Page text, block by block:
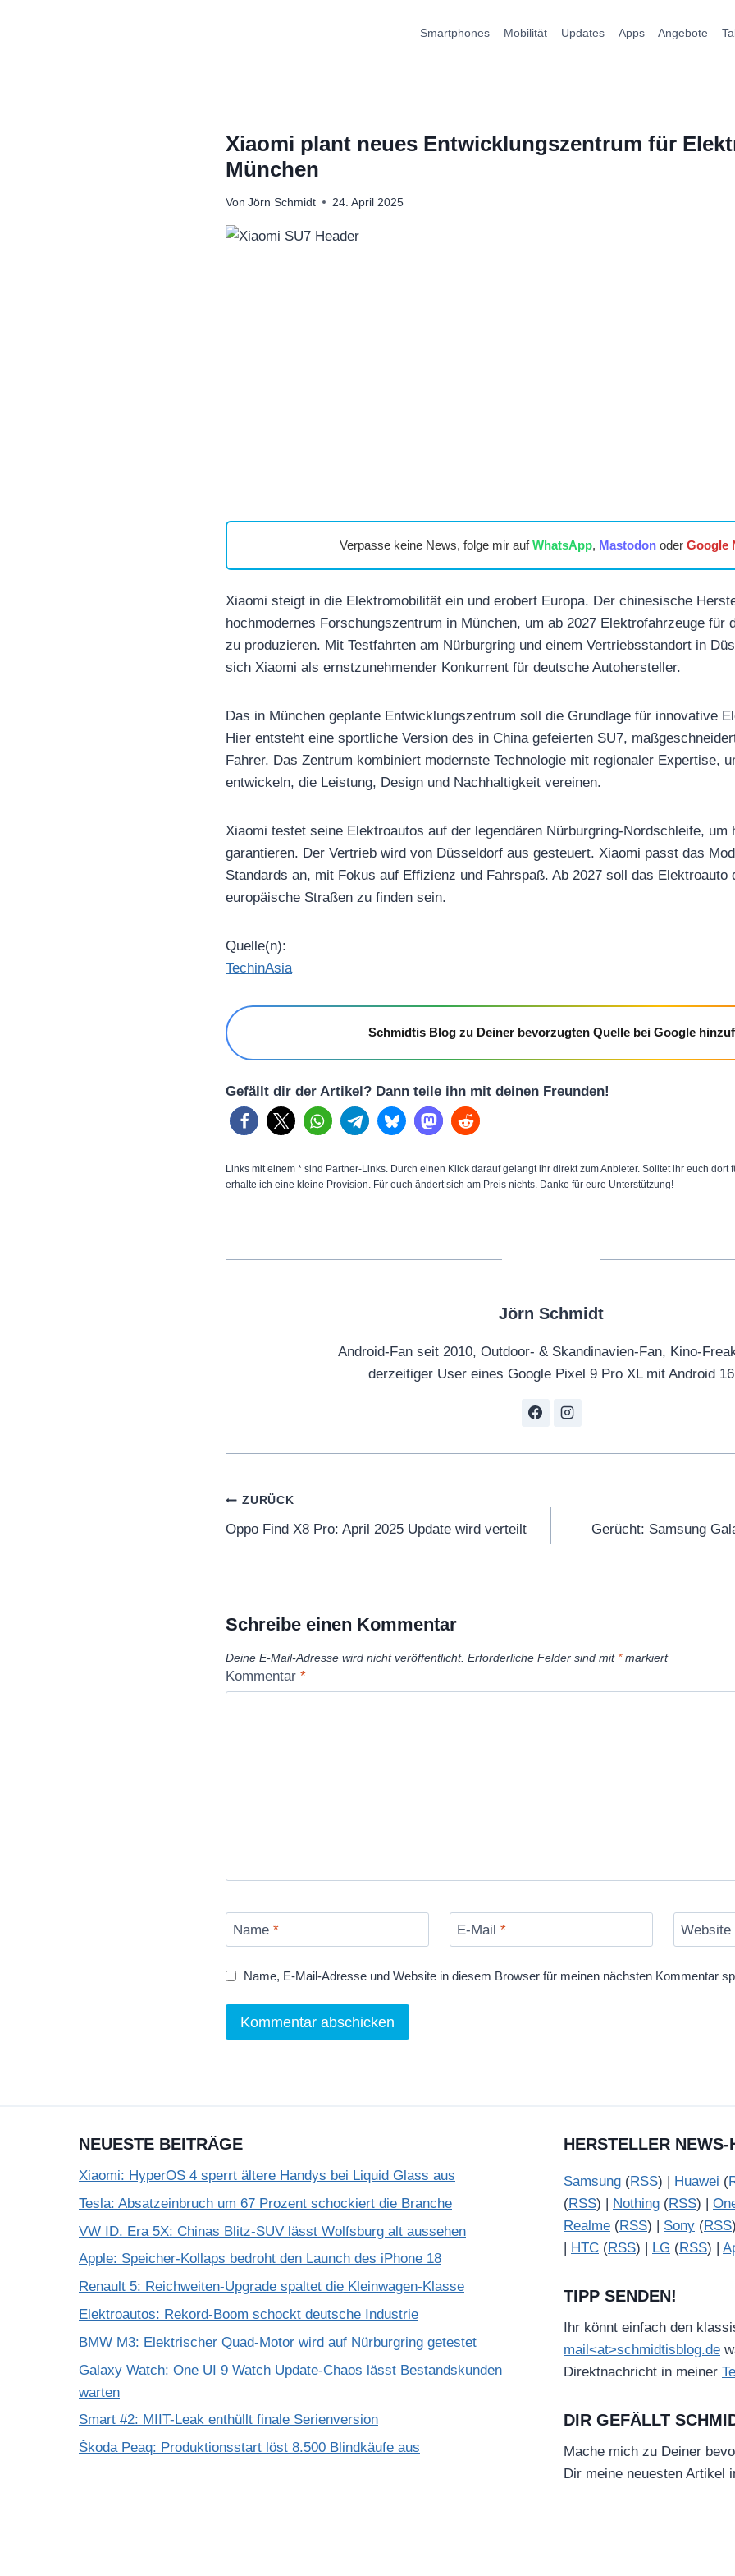
Smartphones Mobilität Updates Apps Angebote
Xiaomi plant neues Entwicklungszentrum für
München
Von Jörn Schmidt 24. April 2025
Verpasse keine News, folge mir aufWhatsApp, Mastodonoder Google
Xiaomi steigt in die Elektromobilität ein und erobert Europa. Der chinesische
hochmodernes Forschungszentrum in München, um ab 2027 Elektrofahrzeuge für
zu produzieren. Mit Testfahrten am Nürburgring und einem Vertriebsstandort in
sich Xiaomi als ernstzunehmender Konkurrent für deutsche Autohersteller.
Das in München geplante Entwicklungszentrum soll die Grundlage für innovative
Hier entsteht eine sportliche Version des in China gefeierten SU7,
Fahrer. Das Zentrum kombiniert modernste Technologie mit regionaler Expertise,
entwickeln, die Leistung, Design und Nachhaltigkeit vereinen.
Xiaomi testet seine Elektroautos auf der legendären Nürburgring-Nordschleife, um
garantieren. Der Vertrieb wird von Düsseldorf aus gesteuert. Xiaomi passt das
Standards an, mit Fokus auf Effizienz und Fahrspaß. Ab 2027 soll das Elektroauto
europäische Straßen zu finden sein.
Quelle(n):
TechinAsia
Schmidtis Blog zu Deiner bevorzugten Quelle bei Google
Gefällt dir der Artikel? Dann teile ihn mit deinen Freunden!
Links mit einem * sind Partner-Links. Durch einen Klick darauf gelangt ihr direkt zum Anbieter. Solltet ihr euch dort
erhalte ich eine kleine Provision. Für euch ändert sich am Preis nichts. Danke für eure Unterstützung!
Jörn Schmidt
Android-Fan seit 2010, Outdoor- & Skandinavien-Fan, Kino-
derzeitiger User eines Google Pixel 9 Pro XL mit Android 16
Beitragsnavigation
ZURÜCK
Oppo Find X8 Pro: April 2025 Update wird verteilt
Gerücht: Samsung
Schreibe einen Kommentar
Deine E-Mail-Adresse wird nicht veröffentlicht. Erforderliche Felder sind mit *markiert
Kommentar *
Name * E-Mail * Website
Name, E-Mail-Adresse und Website in diesem Browser für meinen nächsten Kommentar
NEUESTE BEITRÄGE
Xiaomi: HyperOS 4 sperrt ältere Handys bei Liquid Glass aus
Tesla: Absatzeinbruch um 67 Prozent schockiert die Branche
VW ID. Era 5X: Chinas Blitz-SUV lässt Wolfsburg alt aussehen
Apple: Speicher-Kollaps bedroht den Launch des iPhone 18
Renault 5: Reichweiten-Upgrade spaltet die Kleinwagen-Klasse
Elektroautos: Rekord-Boom schockt deutsche Industrie
BMW M3: Elektrischer Quad-Motor wird auf Nürburgring getestet
Galaxy Watch: One UI 9 Watch Update-Chaos lässt Bestandskunden
warten
Smart #2: MIIT-Leak enthüllt finale Serienversion
Škoda Peaq: Produktionsstart löst 8.500 Blindkäufe aus
HERSTELLER NEWS-
Samsung (RSS) | Huawei (
(RSS) | Nothing (RSS) |
Realme (RSS) | Sony (RSS
| HTC (RSS) | LG (RSS) |
TIPP SENDEN!
Ihr könnt einfach den
mail<at>schmidtisblog.de
Direktnachricht in meiner
DIR GEFÄLLT
Mache mich zu Deiner
Dir meine neuesten Artikel